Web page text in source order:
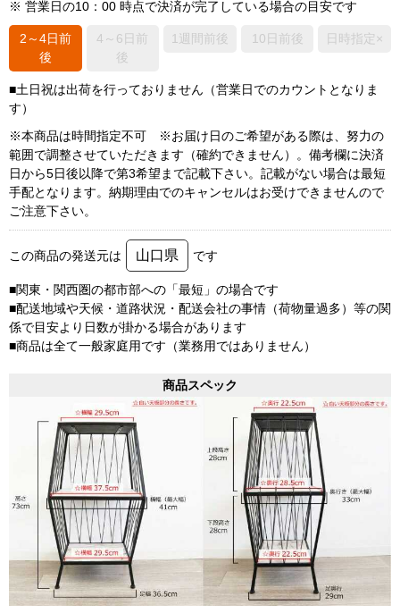
※ 営業日の10：00 時点で決済が完了している場合の目安です
2～4日前
後
4～6日前
後
1週間前後 10日前後 日時指定×
■土日祝は出荷を行っておりません（営業日でのカウントとなりま
す）
※本商品は時間指定不可 ※お届け日のご希望がある際は、努力の
範囲で調整させていただきます（確約できません）。備考欄に決済
日から5日後以降で第3希望まで記載下さい。記載がない場合は最短
手配となります。納期理由でのキャンセルはお受けできませんので
ご注意下さい。
この商品の発送元は 山口県 です
■関東・関西圏の都市部への「最短」の場合です
■配送地域や天候・道路状況・配送会社の事情（荷物量過多）等の関
係で目安より日数が掛かる場合があります
■商品は全て一般家庭用です（業務用ではありません）
商品スペック